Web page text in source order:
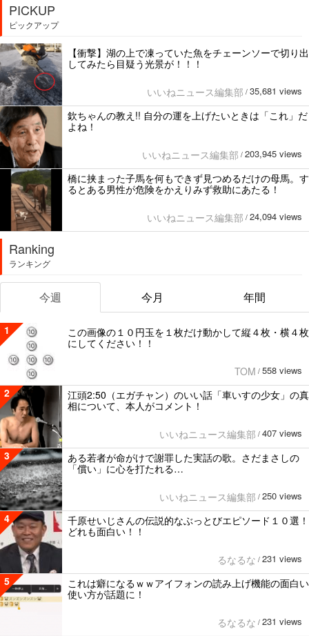
PICKUP
ピックアップ
【衝撃】湖の上で凍っていた魚をチェーンソーで切り出
してみたら目疑う光景が！！！
いいねニュース編集部 / 35,681 views
欽ちゃんの教え!! 自分の運を上げたいときは「これ」だ
よね！
いいねニュース編集部 / 203,945 views
橋に挟まった子馬を何もできず見つめるだけの母馬。す
るとある男性が危険をかえりみず救助にあたる！
いいねニュース編集部 / 24,094 views
Ranking
ランキング
今週 今月 年間
1
この画像の１０円玉を１枚だけ動かして縦４枚・横４枚
にしてください！！
TOM / 558 views
2
江頭2:50（エガチャン）のいい話「車いすの少女」の真
相について、本人がコメント！
いいねニュース編集部 / 407 views
3
ある若者が命がけで謝罪した実話の歌。さだまさしの
「償い」に心を打たれる…
いいねニュース編集部 / 250 views
4
千原せいじさんの伝説的なぶっとびエピソード１０選！
どれも面白い！！
るなるな / 231 views
5
これは癖になるｗｗアイフォンの読み上げ機能の面白い
使い方が話題に！
るなるな / 231 views